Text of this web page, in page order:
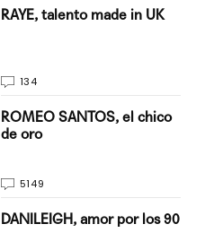
RAYE, talento made in UK
134
ROMEO SANTOS, el chico
de oro
5149
DANILEIGH, amor por los 90